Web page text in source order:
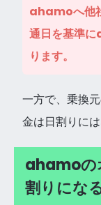
ahamoへ他
通日を基準
ります。
一方で、乗換
金は日割りに
ahamoの
割りにな